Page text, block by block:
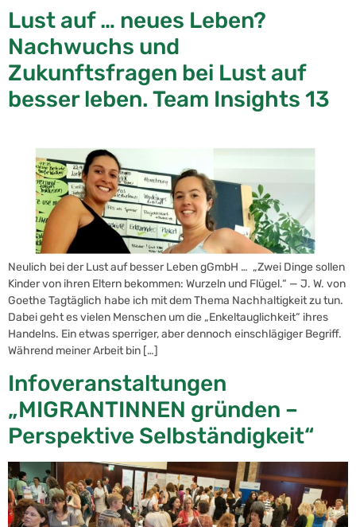
Lust auf … neues Leben?
Nachwuchs und
Zukunftsfragen bei Lust auf
besser leben. Team Insights 13
Neulich bei der Lust auf besser Leben gGmbH … „Zwei Dinge sollen
Kinder von ihren Eltern bekommen: Wurzeln und Flügel.“ — J. W. von
Goethe Tagtäglich habe ich mit dem Thema Nachhaltigkeit zu tun.
Dabei geht es vielen Menschen um die „Enkeltauglichkeit“ ihres
Handelns. Ein etwas sperriger, aber dennoch einschlägiger Begriff.
Während meiner Arbeit bin […]
Infoveranstaltungen
„MIGRANTINNEN gründen –
Perspektive Selbständigkeit“